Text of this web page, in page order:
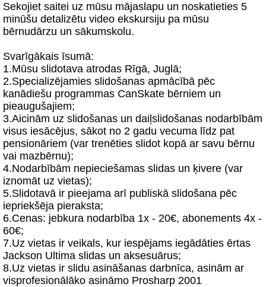
Sekojiet saitei uz mūsu mājaslapu un noskatieties 5
minūšu detalizētu video ekskursiju pa mūsu
bērnudārzu un sākumskolu.
Svarīgākais īsumā:
1.Mūsu slidotava atrodas Rīgā, Juglā;
2.Specializējamies slidošanas apmācībā pēc
kanādiešu programmas CanSkate bērniem un
pieaugušajiem;
3.Aicinām uz slidošanas un daiļslidošanas nodarbībām
visus iesācējus, sākot no 2 gadu vecuma līdz pat
pensionāriem (var trenēties slidot kopā ar savu bērnu
vai mazbērnu);
4.Nodarbībām nepieciešamas slidas un ķivere (var
iznomāt uz vietas);
5.Slidotavā ir pieejama arī publiskā slidošana pēc
iepriekšēja pieraksta;
6.Cenas: jebkura nodarbība 1x - 20€, abonements 4x -
60€;
7.Uz vietas ir veikals, kur iespējams iegādāties ērtas
Jackson Ultima slidas un aksesuārus;
8.Uz vietas ir slidu asināšanas darbnīca, asinām ar
visprofesionālāko asināmo Prosharp 2001